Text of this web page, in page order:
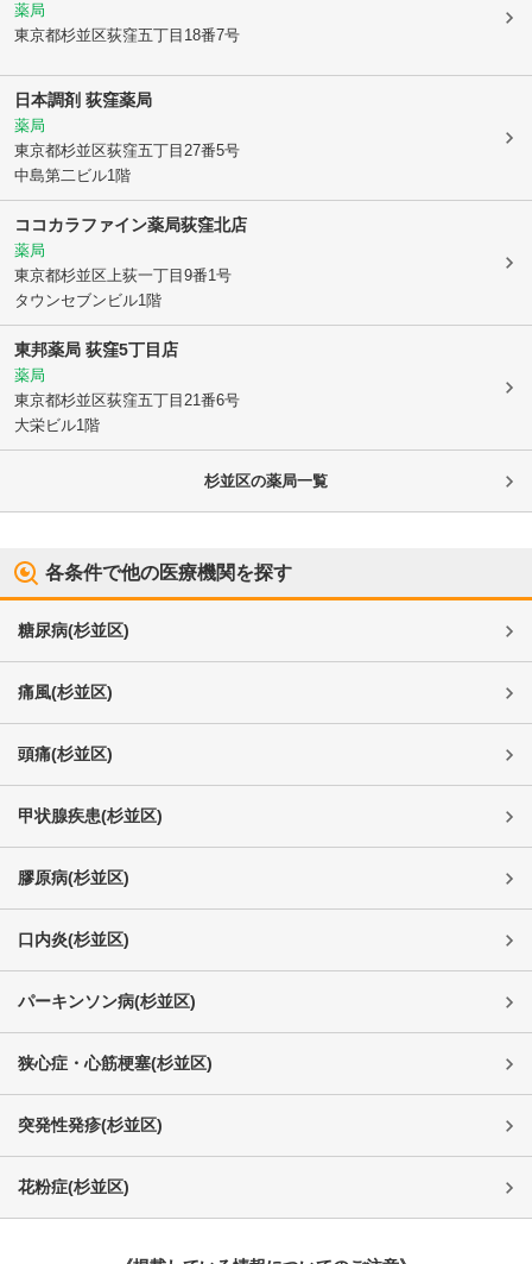
薬局
東京都杉並区荻窪五丁目18番7号
日本調剤 荻窪薬局
薬局
東京都杉並区荻窪五丁目27番5号
中島第二ビル1階
ココカラファイン薬局荻窪北店
薬局
東京都杉並区上荻一丁目9番1号
タウンセブンビル1階
東邦薬局 荻窪5丁目店
薬局
東京都杉並区荻窪五丁目21番6号
大栄ビル1階
杉並区の薬局一覧
各条件で他の医療機関を探す
糖尿病(杉並区)
痛風(杉並区)
頭痛(杉並区)
甲状腺疾患(杉並区)
膠原病(杉並区)
口内炎(杉並区)
パーキンソン病(杉並区)
狭心症・心筋梗塞(杉並区)
突発性発疹(杉並区)
花粉症(杉並区)